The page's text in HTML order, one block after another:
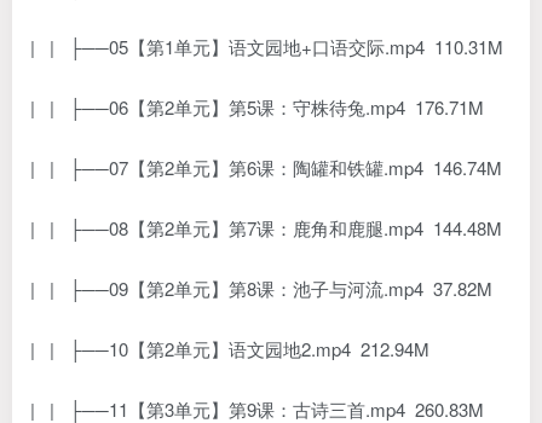
| | ├──05【第1单元】语文园地+口语交际.mp4 110.31M
| | ├──06【第2单元】第5课：守株待兔.mp4 176.71M
| | ├──07【第2单元】第6课：陶罐和铁罐.mp4 146.74M
| | ├──08【第2单元】第7课：鹿角和鹿腿.mp4 144.48M
| | ├──09【第2单元】第8课：池子与河流.mp4 37.82M
| | ├──10【第2单元】语文园地2.mp4 212.94M
| | ├──11【第3单元】第9课：古诗三首.mp4 260.83M